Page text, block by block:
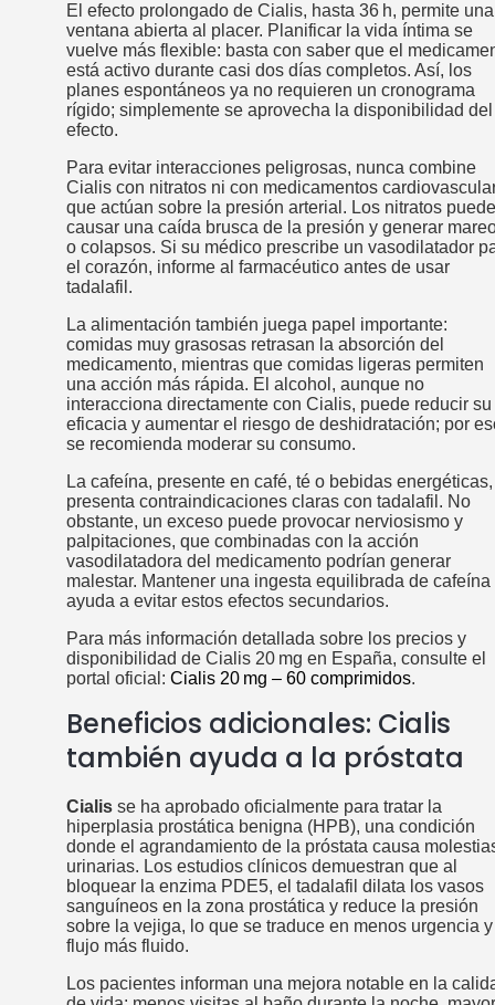
El efecto prolongado de Cialis, hasta 36 h, permite una
ventana abierta al placer. Planificar la vida íntima se
vuelve más flexible: basta con saber que el
está activo durante casi dos días completos. Así, los
planes espontáneos ya no requieren un cronograma
rígido; simplemente se aprovecha la disponibilidad del
efecto.
Para evitar interacciones peligrosas, nunca combine
Cialis con nitratos ni con medicamentos
que actúan sobre la presión arterial. Los nitratos
causar una caída brusca de la presión y generar
o colapsos. Si su médico prescribe un vasodilatador
el corazón, informe al farmacéutico antes de usar
tadalafil.
La alimentación también juega papel importante:
comidas muy grasosas retrasan la absorción del
medicamento, mientras que comidas ligeras permiten
una acción más rápida. El alcohol, aunque no
interacciona directamente con Cialis, puede reducir su
eficacia y aumentar el riesgo de deshidratación; por
se recomienda moderar su consumo.
La cafeína, presente en café, té o bebidas
presenta contraindicaciones claras con tadalafil. No
obstante, un exceso puede provocar nerviosismo y
palpitaciones, que combinadas con la acción
vasodilatadora del medicamento podrían generar
malestar. Mantener una ingesta equilibrada de cafeína
ayuda a evitar estos efectos secundarios.
Para más información detallada sobre los precios y
disponibilidad de Cialis 20 mg en España, consulte el
portal oficial: Cialis 20 mg – 60 comprimidos.
Beneficios adicionales: Cialis
también ayuda a la próstata
Cialis se ha aprobado oficialmente para tratar la
hiperplasia prostática benigna (HPB), una condición
donde el agrandamiento de la próstata causa
urinarias. Los estudios clínicos demuestran que al
bloquear la enzima PDE5, el tadalafil dilata los vasos
sanguíneos en la zona prostática y reduce la presión
sobre la vejiga, lo que se traduce en menos urgencia y
flujo más fluido.
Los pacientes informan una mejora notable en la